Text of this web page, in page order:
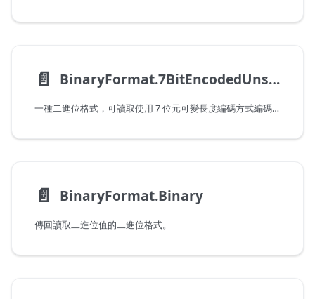
📄️ BinaryFormat.7BitEncodedUnsignedInteger
一種二進位格式，可讀取使用 7 位元可變長度編碼方式編碼的 64 位元不帶正負號的整數。
📄️ BinaryFormat.Binary
傳回讀取二進位值的二進位格式。